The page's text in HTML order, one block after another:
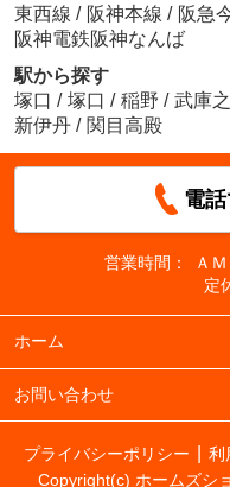
東西線 / 阪神本線 / 阪急
阪神電鉄阪神なんば
駅から探す
塚口 / 塚口 / 稲野 / 武庫
新伊丹 / 関目高殿
電
営業時間：
Ａ
定
ホーム
お問い合わせ
プライバシーポリシー 利
Copyright(c) ホームズシ